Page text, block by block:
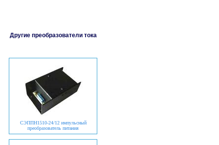
Другие преобразователи тока
СЭППН1510-24/12импульсный
преобразователь питания